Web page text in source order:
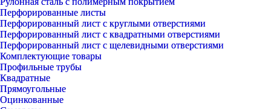
Перфорированные листы
Перфорированный лист с круглыми отверстиями
Перфорированный лист с квадратными отверстиями
Перфорированный лист с щелевидными отверстиями
Комплектующие товары
Профильные трубы
Квадратные
Прямоугольные
Оцинкованные